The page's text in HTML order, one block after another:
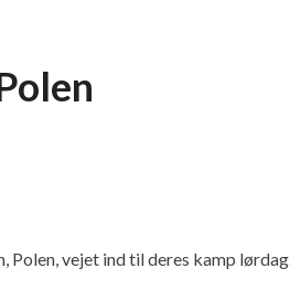
Polen, vejet ind til deres kamp lørdag.